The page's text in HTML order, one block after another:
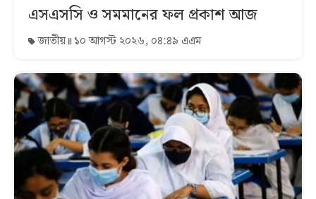
এসএসসি ও সমমানের ফল প্রকাশ আজ
জাতীয় ১০ আগস্ট ২০২৬, ০৪:৪৯ এএম